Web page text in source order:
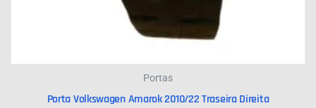
Portas
Porta Volkswagen Amarok 2010/22 Traseira Direita